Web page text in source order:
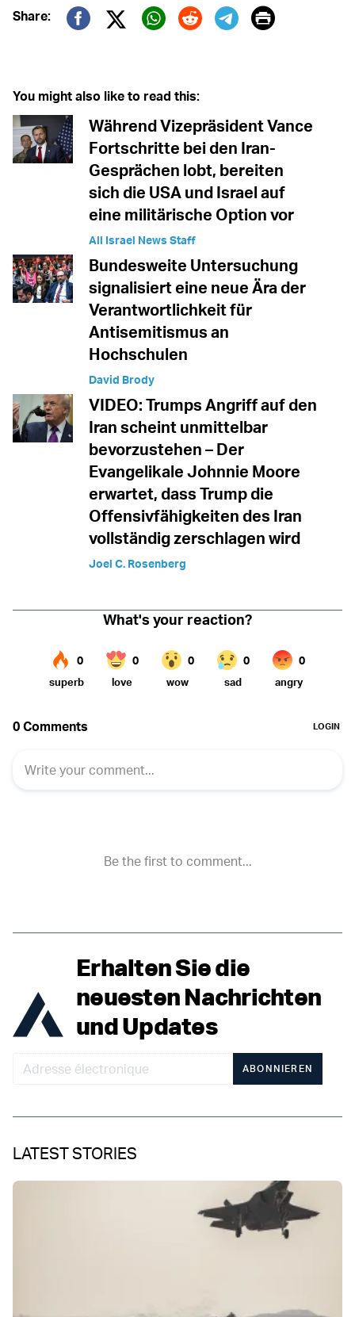
Share:
Twitter (X)
Print
You might also like to read this:
Während Vizepräsident Vance
Fortschritte bei den Iran-
Gesprächen lobt, bereiten
sich die USA und Israel auf
eine militärische Option vor
All Israel News Staff
Bundesweite Untersuchung
signalisiert eine neue Ära der
Verantwortlichkeit für
Antisemitismus an
Hochschulen
David Brody
VIDEO: Trumps Angriff auf den
Iran scheint unmittelbar
bevorzustehen – Der
Evangelikale Johnnie Moore
erwartet, dass Trump die
Offensivfähigkeiten des Iran
vollständig zerschlagen wird
Joel C. Rosenberg
Erhalten Sie die
neuesten Nachrichten
und Updates
ABONNIEREN
LATEST STORIES